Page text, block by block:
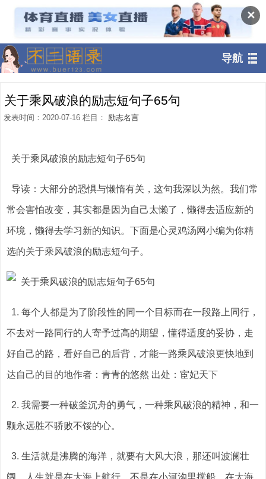
✕
导航
关于乘风破浪的励志短句子65句
发表时间：2020-07-16 栏目： 励志名言
关于乘风破浪的励志短句子65句
导读：大部分的恐惧与懒惰有关，这句我深以为然。我们常
常会害怕改变，其实都是因为自己太懒了，懒得去适应新的
环境，懒得去学习新的知识。下面是心灵鸡汤网小编为你精
选的关于乘风破浪的励志短句子。
1. 每个人都是为了阶段性的同一个目标而在一段路上同行，
不去对一路同行的人寄予过高的期望，懂得适度的妥协，走
好自己的路，看好自己的后背，才能一路乘风破浪更快地到
达自己的目的地作者：青青的悠然 出处：宦妃天下
2. 我需要一种破釜沉舟的勇气，一种乘风破浪的精神，和一
颗永远胜不骄败不馁的心。
3. 生活就是沸腾的海洋，就要有大风大浪，那还叫波澜壮
阔。人生就是在大海上航行，不是在小河沟里撑船，在大海